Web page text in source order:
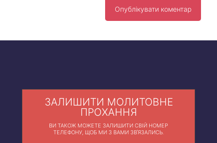
ЗАЛИШИТИ МОЛИТОВНЕ
ПРОХАННЯ
ВИ ТАКОЖ МОЖЕТЕ ЗАЛИШИТИ СВІЙ НОМЕР
ТЕЛЕФОНУ, ЩОБ МИ З ВАМИ ЗВ'ЯЗАЛИСЬ.